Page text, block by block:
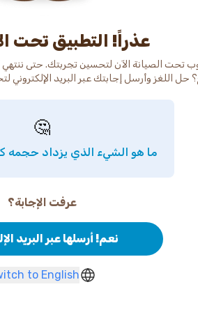
عذراً! التطبيق تحت
تحت الصيانة الآن لتحسين تجربتك. حتى
حل اللغز وأرسل إجابتك عبر البريد
🤔
ما هو الشيء الذي يزداد حجمه
عرفت الإجابة؟
نعم! أرسلها عبر البريد
to English